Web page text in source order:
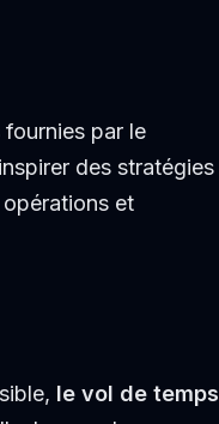
par le
des stratégies
et
le vol de temps